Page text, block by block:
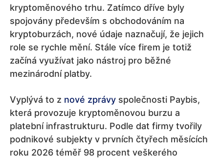
kryptoměnového trhu. Zatímco dříve byly
spojovány především s obchodováním na
kryptoburzách, nové údaje naznačují, že jejich
role se rychle mění. Stále více firem je totiž
začíná využívat jako nástroj pro běžné
mezinárodní platby.
Vyplývá to z nové zprávy společnosti Paybis,
která provozuje kryptoměnovou burzu a
platební infrastrukturu. Podle dat firmy tvořily
podnikové subjekty v prvních čtyřech měsících
roku 2026 téměř 98 procent veškerého